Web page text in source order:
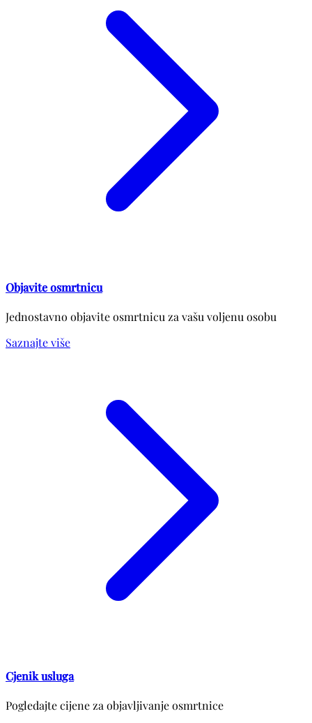
Objavite osmrtnicu
Jednostavno objavite osmrtnicu za vašu voljenu osobu
Saznajte više
Cjenik usluga
Pogledajte cijene za objavljivanje osmrtnice